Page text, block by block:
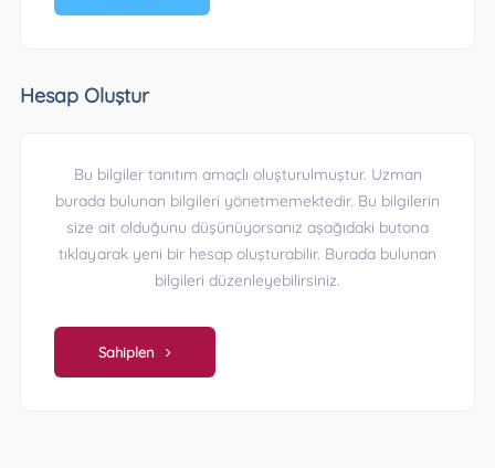
Hesap Oluştur
Bu bilgiler tanıtım amaçlı oluşturulmuştur. Uzman
burada bulunan bilgileri yönetmemektedir. Bu bilgilerin
size ait olduğunu düşünüyorsanız aşağıdaki butona
tıklayarak yeni bir hesap oluşturabilir. Burada bulunan
bilgileri düzenleyebilirsiniz.
Sahiplen